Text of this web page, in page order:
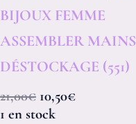
BIJOUX FEMME
ASSEMBLER MAINS
DÉSTOCKAGE (551)
21,00€ 10,50€
1 en stock